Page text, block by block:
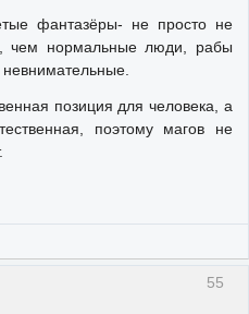
фантазёры- не просто не
чем нормальные люди, рабы
невнимательные.
позиция для человека, а
поэтому магов не
55